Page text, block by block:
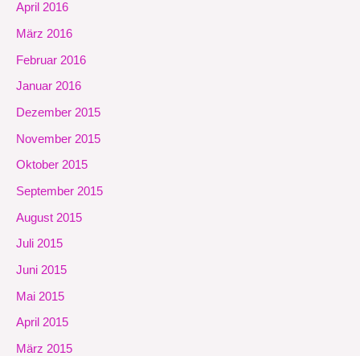
April 2016
März 2016
Februar 2016
Januar 2016
Dezember 2015
November 2015
Oktober 2015
September 2015
August 2015
Juli 2015
Juni 2015
Mai 2015
April 2015
März 2015